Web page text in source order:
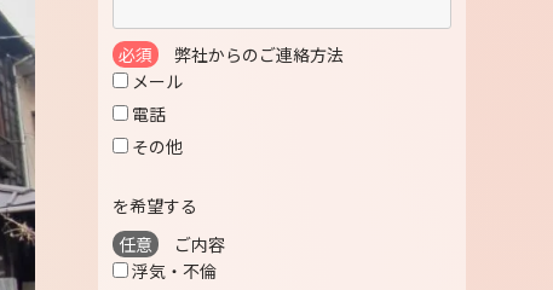
必須
弊社からのご連絡方法
メール
電話
その他
を希望する
任意
ご内容
浮気・不倫